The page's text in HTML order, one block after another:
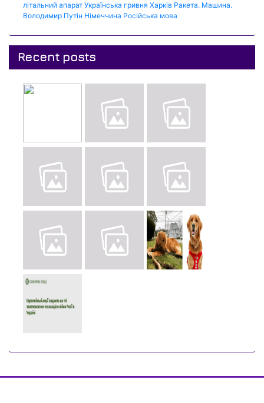
літальний апарат Українська гривня Харків Ракета. Машина.
Володимир Путін Німеччина Російська мова
Recent posts